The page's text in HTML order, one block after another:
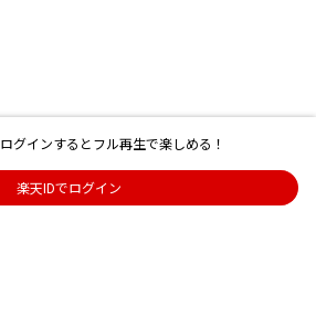
ログインするとフル再生で楽しめる！
楽天IDでログイン